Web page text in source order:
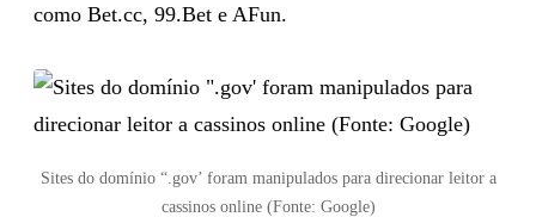
como Bet.cc, 99.Bet e AFun.
Sites do domínio “.gov’ foram manipulados para direcionar leitor a
cassinos online (Fonte: Google)